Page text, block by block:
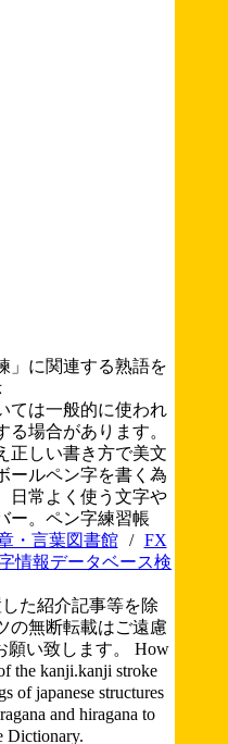
」に関連する熟語を
ては一般的に使われ
場合があります。
正しい書き方で美文
ールペン字を書く為
日常よく使う文字や
ー。ペン字練習帳
・言葉図書館 /
FX
情報データベース検
た紹介記事等を除
の無断転載はご遠慮
願い致します。 How
the kanji.kanji stroke
of japanese structures
and hiragana to
Dictionary.